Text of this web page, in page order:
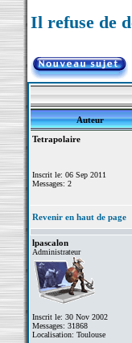
Il refuse de
Auteur
Tetrapolaire
Inscrit le: 06 Sep 2011
Messages: 2
Revenir en haut de page
lpascalon
Administrateur
Inscrit le: 30 Nov 2002
Messages: 31868
Localisation: Toulouse